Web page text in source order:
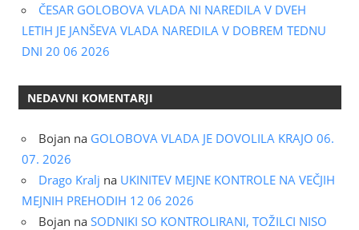
ČESAR GOLOBOVA VLADA NI NAREDILA V DVEH
LETIH JE JANŠEVA VLADA NAREDILA V DOBREM TEDNU
DNI 20 06 2026
NEDAVNI KOMENTARJI
Bojan na GOLOBOVA VLADA JE DOVOLILA KRAJO 06.
07. 2026
Drago Kralj na UKINITEV MEJNE KONTROLE NA VEČJIH
MEJNIH PREHODIH 12 06 2026
Bojan na SODNIKI SO KONTROLIRANI, TOŽILCI NISO